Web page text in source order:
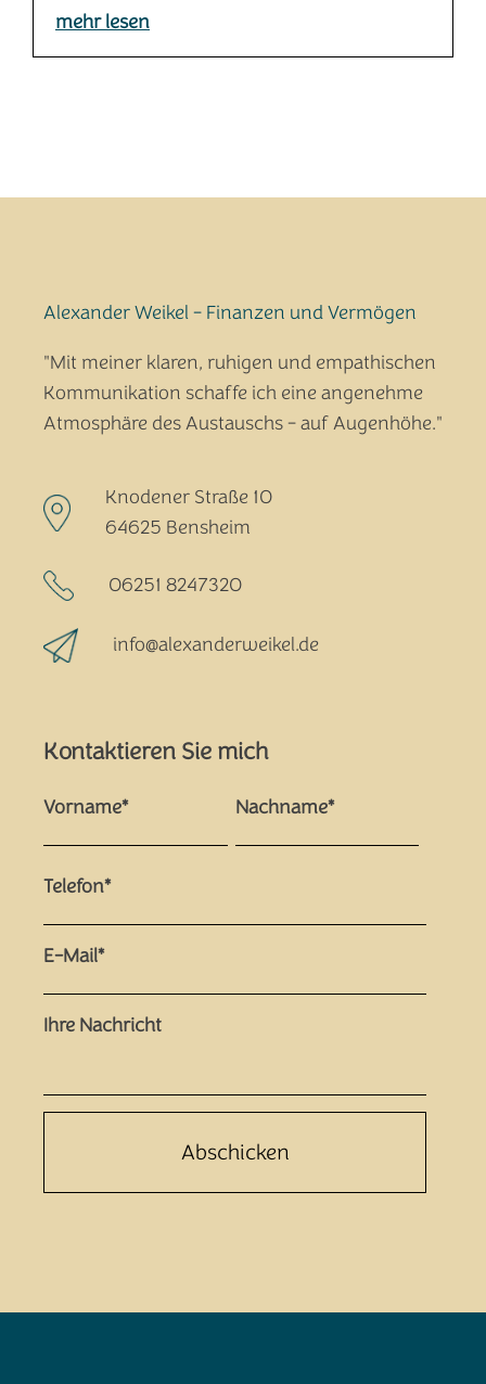
mehr lesen
Alexander Weikel - Finanzen und Vermögen
"Mit meiner klaren, ruhigen und empathischen
Kommunikation schaffe ich eine angenehme
Atmosphäre des Austauschs - auf Augenhöhe."
Knodener Straße 10
64625 Bensheim
06251 8247320
info@alexanderweikel.de
Kontaktieren Sie mich
Vorname* Nachname*
Telefon*
E-Mail*
Ihre Nachricht